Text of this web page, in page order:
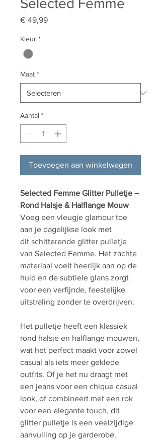
Selected Femme
€ 49,99Prijs
Kleur *
Maat *
Aantal *
Toevoegen aan winkelwagen
Selected Femme Glitter Pulletje –
Rond Halsje & Halflange Mouw
Voeg een vleugje glamour toe
aan je dagelijkse look met
dit schitterende glitter pulletje
van Selected Femme. Het zachte
materiaal voelt heerlijk aan op de
huid en de subtiele glans zorgt
voor een verfijnde, feestelijke
uitstraling zonder te overdrijven.
Het pulletje heeft een klassiek
rond halsje en halflange mouwen,
wat het perfect maakt voor zowel
casual als iets meer geklede
outfits. Of je het nu draagt met
een jeans voor een chique casual
look, of combineert met een rok
voor een elegante touch, dit
glitter pulletje is een veelzijdige
aanvulling op je garderobe.